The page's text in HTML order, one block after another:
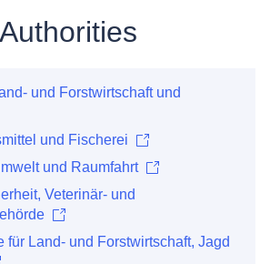
und Forstwirtschaft und
und Fischerei
und Raumfahrt
Veterinär- und
für Land- und Forstwirtschaft, Jagd